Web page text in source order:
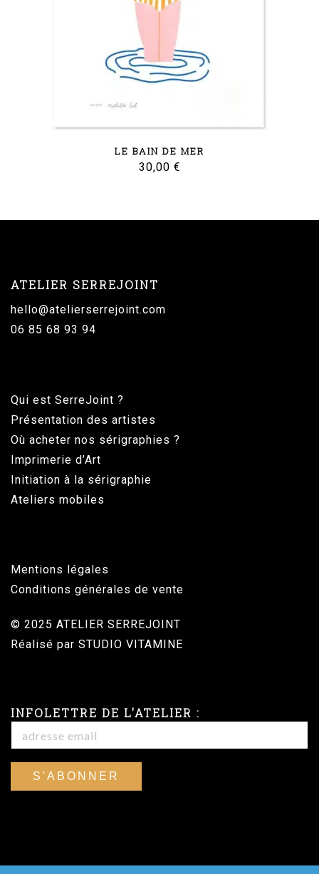
LE BAIN DE MER
30,00 €
ATELIER SERREJOINT
hello@atelierserrejoint.com
06 85 68 93 94
Qui est SerreJoint ?
Présentation des artistes
Où acheter nos sérigraphies ?
Imprimerie d’Art
Initiation à la sérigraphie
Ateliers mobiles
Mentions légales
Conditions générales de vente
© 2025 ATELIER SERREJOINT
Réalisé par STUDIO VITAMINE
INFOLETTRE DE L'ATELIER :